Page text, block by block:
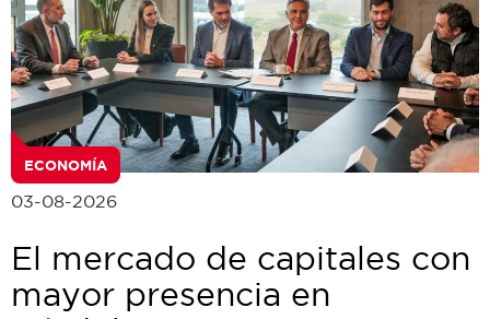
ECONOMÍA
03-08-2026
El mercado de capitales con
mayor presencia en